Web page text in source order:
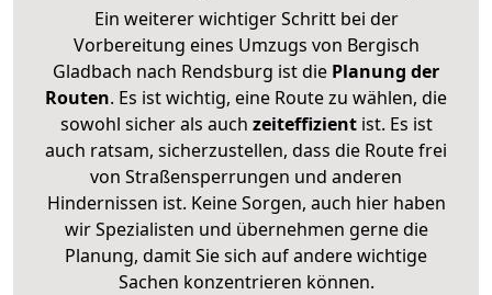
Ein weiterer wichtiger Schritt bei der
Vorbereitung eines Umzugs von Bergisch
Gladbach nach Rendsburg ist die Planung der
Routen. Es ist wichtig, eine Route zu wählen, die
sowohl sicher als auch zeiteffizientist. Es ist
auch ratsam, sicherzustellen, dass die Route frei
von Straßensperrungen und anderen
Hindernissen ist. Keine Sorgen, auch hier haben
wir Spezialisten und übernehmen gerne die
Planung, damit Sie sich auf andere wichtige
Sachen konzentrieren können.